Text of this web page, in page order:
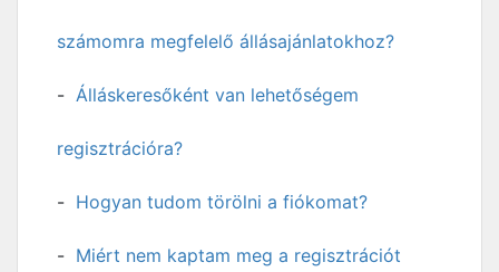
számomra megfelelő állásajánlatokhoz?
Álláskeresőként van lehetőségem
regisztrációra?
Hogyan tudom törölni a fiókomat?
Miért nem kaptam meg a regisztrációt